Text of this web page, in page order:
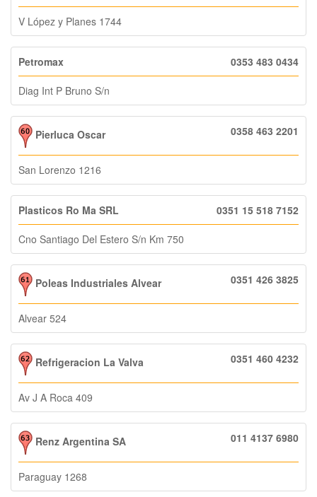
V López y Planes 1744
Petromax 0353 483 0434
Diag Int P Bruno S/n
Pierluca Oscar 0358 463 2201
San Lorenzo 1216
Plasticos Ro Ma SRL 0351 15 518 7152
Cno Santiago Del Estero S/n Km 750
Poleas Industriales Alvear 0351 426 3825
Alvear 524
Refrigeracion La Valva 0351 460 4232
Av J A Roca 409
Renz Argentina SA 011 4137 6980
Paraguay 1268